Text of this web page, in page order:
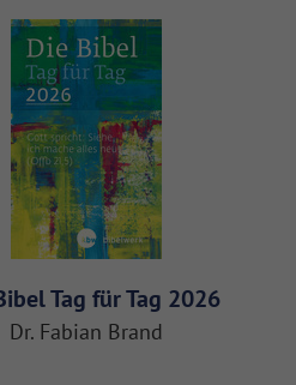
Tag für Tag 2026
Dr. Fabian Brand